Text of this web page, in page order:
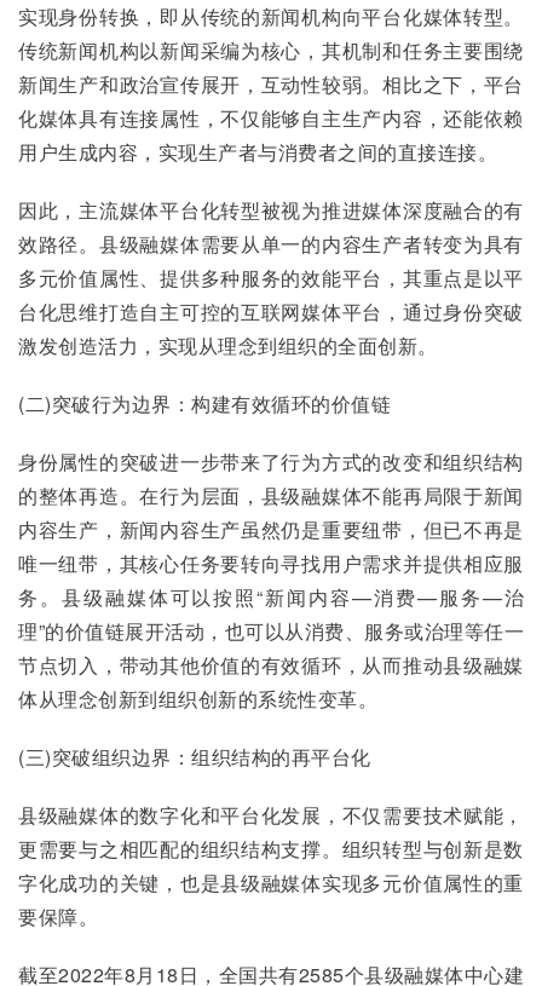
实现身份转换，即从传统的新闻机构向平台化媒体转型。
传统新闻机构以新闻采编为核心，其机制和任务主要围绕
新闻生产和政治宣传展开，互动性较弱。相比之下，平台
化媒体具有连接属性，不仅能够自主生产内容，还能依赖
用户生成内容，实现生产者与消费者之间的直接连接。
因此，主流媒体平台化转型被视为推进媒体深度融合的有
效路径。县级融媒体需要从单一的内容生产者转变为具有
多元价值属性、提供多种服务的效能平台，其重点是以平
台化思维打造自主可控的互联网媒体平台，通过身份突破
激发创造活力，实现从理念到组织的全面创新。
(二)突破行为边界：构建有效循环的价值链
身份属性的突破进一步带来了行为方式的改变和组织结构
的整体再造。在行为层面，县级融媒体不能再局限于新闻
内容生产，新闻内容生产虽然仍是重要纽带，但已不再是
唯一纽带，其核心任务要转向寻找用户需求并提供相应服
务。县级融媒体可以按照“新闻内容—消费—服务—治
理”的价值链展开活动，也可以从消费、服务或治理等任一
节点切入，带动其他价值的有效循环，从而推动县级融媒
体从理念创新到组织创新的系统性变革。
(三)突破组织边界：组织结构的再平台化
县级融媒体的数字化和平台化发展，不仅需要技术赋能，
更需要与之相匹配的组织结构支撑。组织转型与创新是数
字化成功的关键，也是县级融媒体实现多元价值属性的重
要保障。
截至2022年8月18日，全国共有2585个县级融媒体中心建